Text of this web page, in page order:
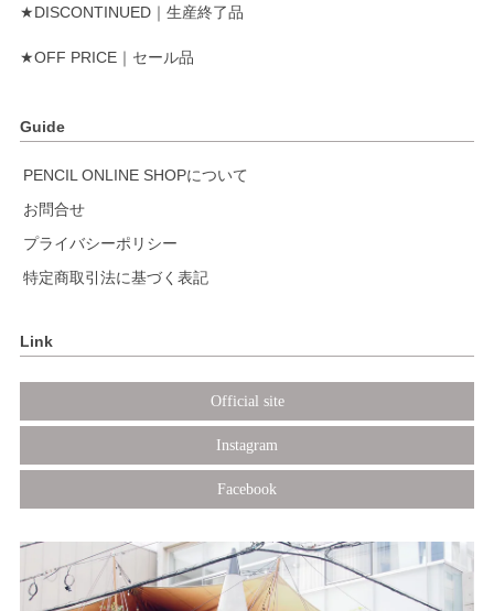
★DISCONTINUED｜生産終了品
★OFF PRICE｜セール品
Guide
PENCIL ONLINE SHOPについて
お問合せ
プライバシーポリシー
特定商取引法に基づく表記
Link
Official site
Instagram
Facebook